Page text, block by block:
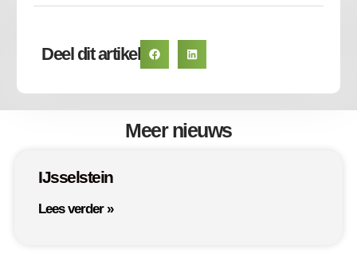
Deel dit artikel
Meer nieuws
IJsselstein
Lees verder »